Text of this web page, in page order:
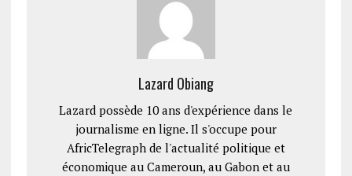
Lazard Obiang
Lazard possède 10 ans d'expérience dans le
journalisme en ligne. Il s'occupe pour
AfricTelegraph de l'actualité politique et
économique au Cameroun, au Gabon et au